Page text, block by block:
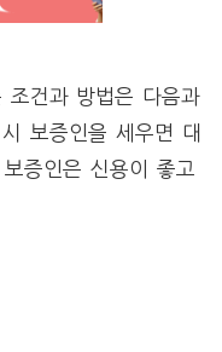
조건과 방법은 다음과
보증인을 세우면 대
증인은 신용이 좋고